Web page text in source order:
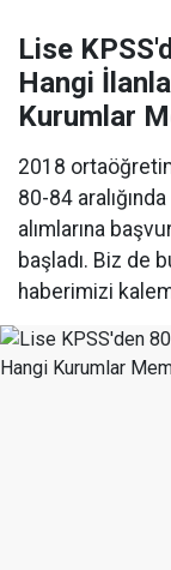
Lise
Hangi
Kurumlar
2018
80-84
alımlarına
başladı. Biz de
haberimizi